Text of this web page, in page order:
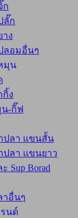
ก
ลั๊ก
าง
ลอมอื่นๆ
มุน
กิ้ง
-กิ๊ฟ
ปลา แขนสั้น
ปลา แขนยาว
Sup Borad
อื่นๆ
นด์